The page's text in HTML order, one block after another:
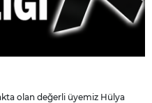
olan değerli üyemiz Hülya